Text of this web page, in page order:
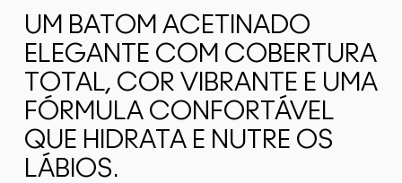
UM BATOM ACETINADO
ELEGANTE COM COBERTURA
TOTAL, COR VIBRANTE E UMA
FÓRMULA CONFORTÁVEL
QUE HIDRATA E NUTRE OS
LÁBIOS.